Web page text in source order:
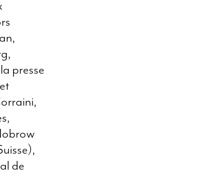
presse
de